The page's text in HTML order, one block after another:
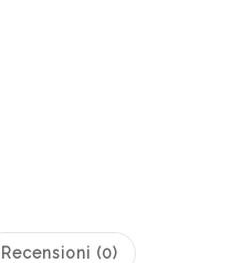
Recensioni (0)